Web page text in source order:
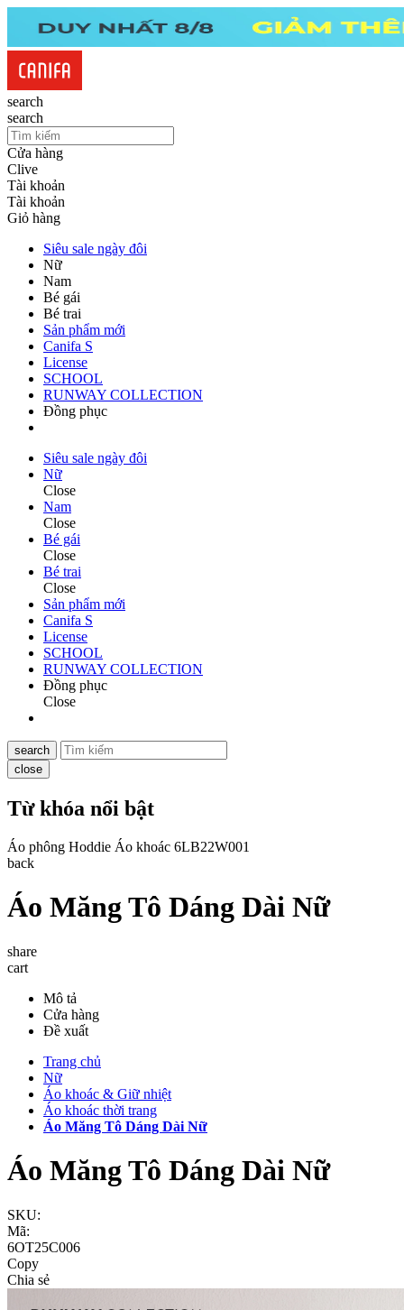
search
search
Cửa hàng
Clive
Tài khoản
Tài khoản
Giỏ hàng
Siêu sale ngày đôi
Nữ
Nam
Bé gái
Bé trai
Sản phẩm mới
Canifa S
License
SCHOOL
RUNWAY COLLECTION
Đồng phục
Siêu sale ngày đôi
Nữ
Close
Nam
Close
Bé gái
Close
Bé trai
Close
Sản phẩm mới
Canifa S
License
SCHOOL
RUNWAY COLLECTION
Đồng phục
Close
search
close
Từ khóa nổi bật
Áo phông Hoddie Áo khoác 6LB22W001
back
Áo Măng Tô Dáng Dài Nữ
share
cart
Mô tả
Cửa hàng
Đề xuất
Trang chủ
Nữ
Áo khoác & Giữ nhiệt
Áo khoác thời trang
Áo Măng Tô Dáng Dài Nữ
Áo Măng Tô Dáng Dài Nữ
SKU:
Mã:
6OT25C006
Copy
Chia sẻ